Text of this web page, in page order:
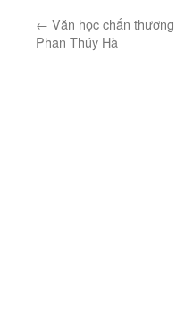
← Văn học chấn
Phan Thúy Hà